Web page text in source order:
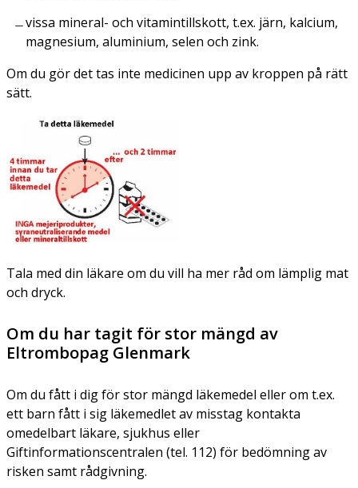
vissa mineral- och vitamintillskott, t.ex. järn, kalcium,
magnesium, aluminium, selen och zink.
Om du gör det tas inte medicinen upp av kroppen på rätt
sätt.
Tala med din läkare om du vill ha mer råd om lämplig mat
och dryck.
Om du har tagit för stor mängd av
Eltrombopag Glenmark
Om du fått i dig för stor mängd läkemedel eller om t.ex.
ett barn fått i sig läkemedlet av misstag kontakta
omedelbart läkare, sjukhus eller
Giftinformationscentralen (tel. 112) för bedömning av
risken samt rådgivning.